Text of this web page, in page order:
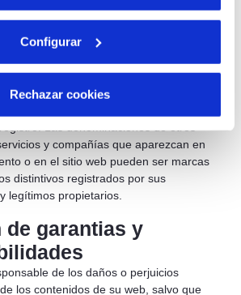
Configurar
Rechazar cookies
en este sitio web, la reventa,
industrial de EMATSA, dará lugar a las
distintivos y logotipos) que aparecen
son de titularidad exclusiva de
y compañías que aparezcan en
o en el sitio web pueden ser marcas
distintivos registrados por sus
legítimos propietarios.
de garantias y
de los daños o perjuicios
los contenidos de su web, salvo que